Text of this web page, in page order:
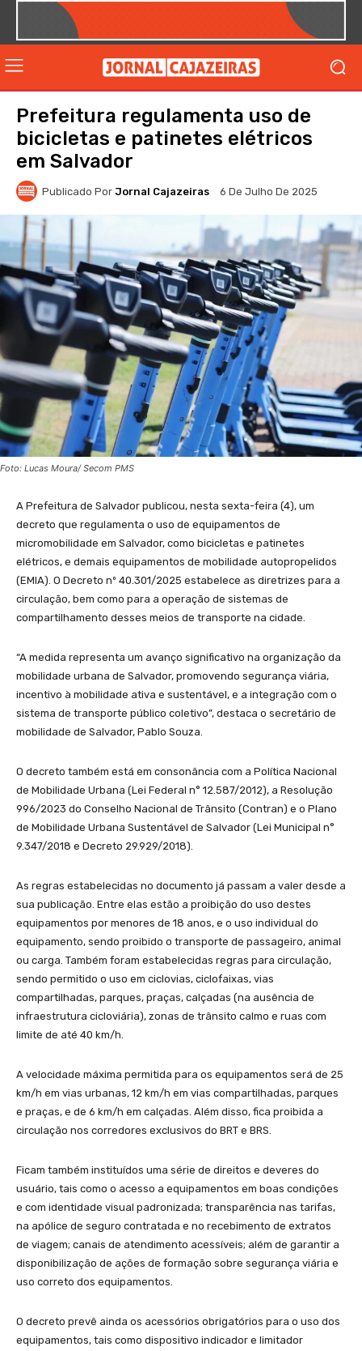
Prefeitura regulamenta uso de
bicicletas e patinetes elétricos
em Salvador
Publicado Por Jornal Cajazeiras 6 De Julho De 2025
Foto: Lucas Moura/ Secom PMS
A Prefeitura de Salvador publicou, nesta sexta-feira (4), um
decreto que regulamenta o uso de equipamentos de
micromobilidade em Salvador, como bicicletas e patinetes
elétricos, e demais equipamentos de mobilidade autopropelidos
(EMIA). O Decreto nº 40.301/2025 estabelece as diretrizes para a
circulação, bem como para a operação de sistemas de
compartilhamento desses meios de transporte na cidade.
“A medida representa um avanço significativo na organização da
mobilidade urbana de Salvador, promovendo segurança viária,
incentivo à mobilidade ativa e sustentável, e a integração com o
sistema de transporte público coletivo”, destaca o secretário de
mobilidade de Salvador, Pablo Souza.
O decreto também está em consonância com a Política Nacional
de Mobilidade Urbana (Lei Federal n° 12.587/2012), a Resolução
996/2023 do Conselho Nacional de Trânsito (Contran) e o Plano
de Mobilidade Urbana Sustentável de Salvador (Lei Municipal n°
9.347/2018 e Decreto 29.929/2018).
As regras estabelecidas no documento já passam a valer desde a
sua publicação. Entre elas estão a proibição do uso destes
equipamentos por menores de 18 anos, e o uso individual do
equipamento, sendo proibido o transporte de passageiro, animal
ou carga. Também foram estabelecidas regras para circulação,
sendo permitido o uso em ciclovias, ciclofaixas, vias
compartilhadas, parques, praças, calçadas (na ausência de
infraestrutura cicloviária), zonas de trânsito calmo e ruas com
limite de até 40 km/h.
A velocidade máxima permitida para os equipamentos será de 25
km/h em vias urbanas, 12 km/h em vias compartilhadas, parques
e praças, e de 6 km/h em calçadas. Além disso, fica proibida a
circulação nos corredores exclusivos do BRT e BRS.
Ficam também instituídos uma série de direitos e deveres do
usuário, tais como o acesso a equipamentos em boas condições
e com identidade visual padronizada; transparência nas tarifas,
na apólice de seguro contratada e no recebimento de extratos
de viagem; canais de atendimento acessíveis; além de garantir a
disponibilização de ações de formação sobre segurança viária e
uso correto dos equipamentos.
O decreto prevê ainda os acessórios obrigatórios para o uso dos
equipamentos, tais como dispositivo indicador e limitador